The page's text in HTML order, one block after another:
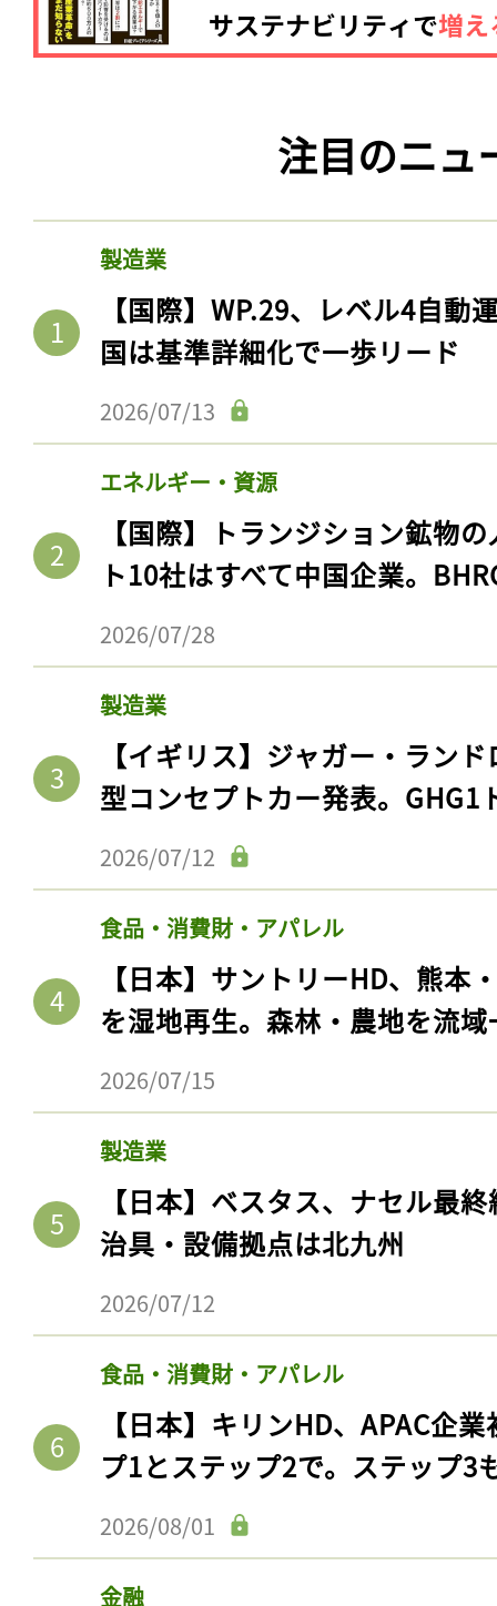
注目のニュ
製造業
【国際】WP.29、レベル4自動
国は基準詳細化で一歩リード
2026/07/13
エネルギー・資源
【国際】トランジション鉱物
ト10社はすべて中国企業。
2026/07/28
製造業
【イギリス】ジャガー・ラン
型コンセプトカー発表。GHG1
2026/07/12
食品・消費財・アパレル
【日本】サントリーHD、熊本
を湿地再生。森林・農地を流
2026/07/15
製造業
【日本】ベスタス、ナセル最
治具・設備拠点は北九州
2026/07/12
食品・消費財・アパレル
【日本】キリンHD、APAC企
プ1とステップ2で。ステップ3
2026/08/01
金融